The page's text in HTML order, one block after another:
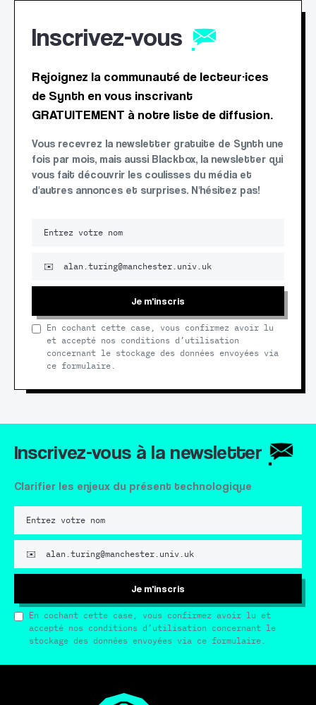
Inscrivez-vous
Rejoignez la communauté de lecteur·ices
de Synth en vous inscrivant
GRATUITEMENT à notre liste de diffusion.
Vous recevrez la newsletter gratuite de Synth une
fois par mois, mais aussi Blackbox, la newsletter qui
vous fait découvrir les coulisses du média et
d'autres annonces et surprises. N'hésitez pas!
Je m'inscris
En cochant cette case, vous confirmez avoir lu
et accepté nos conditions d’utilisation
concernant le stockage des données envoyées via
ce formulaire.
Inscrivez-vous à la newsletter
Clarifier les enjeux du présent technologique
Je m'inscris
En cochant cette case, vous confirmez avoir lu et
accepté nos conditions d’utilisation concernant le
stockage des données envoyées via ce formulaire.